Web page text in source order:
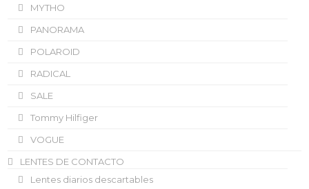
MYTHO
PANORAMA
POLAROID
RADICAL
SALE
Tommy Hilfiger
VOGUE
LENTES DE CONTACTO
Lentes diarios descartables